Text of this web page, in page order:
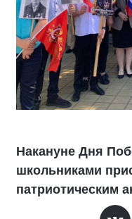
Накануне Дня
школьниками
патриотическим